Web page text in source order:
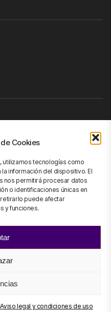
Cookies
utilizamos tecnologías como
información del dispositivo. El
nos permitirá procesar datos
o identificaciones únicas en
puede afectar
y funciones.
Aviso legal y condiciones de uso